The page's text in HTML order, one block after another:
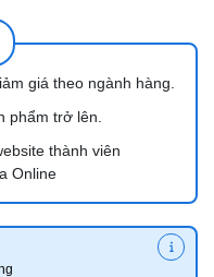
giá theo ngành hàng.
phẩm trở lên.
thành viên
Online